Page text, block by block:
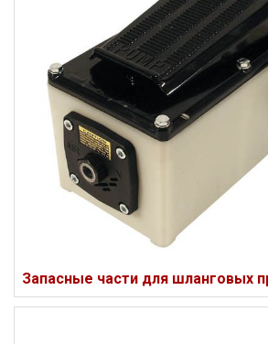
Запасные части для шланговых